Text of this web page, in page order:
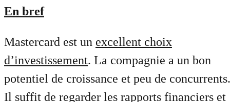
En bref
Mastercard est un excellent choix
d’investissement. La compagnie a un bon
potentiel de croissance et peu de concurrents.
Il suffit de regarder les rapports financiers et